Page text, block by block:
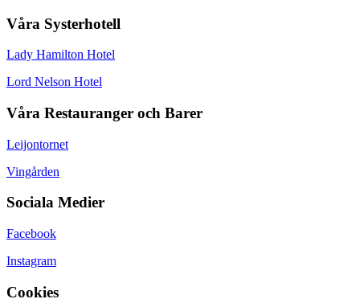
Våra Systerhotell
Lady Hamilton Hotel
Lord Nelson Hotel
Våra Restauranger och Barer
Leijontornet
Vingården
Sociala Medier
Facebook
Instagram
Cookies